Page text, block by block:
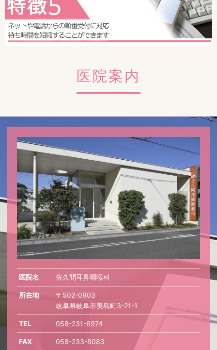
部、処置を中止させていただいております。
ご不便をお掛けいたしますが、ご理解のほどお願い致します。
2018/11/21
今後も定期的に様々な情報を更新してまいりますので、是非ご
医院案内
医院名 佐久間耳鼻咽喉科
所在地
〒502-0903
岐阜県岐阜市美島町3-21-1
TEL 058-231-6974
FAX 058-233-8083